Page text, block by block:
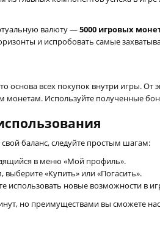
валюту —5000 игровых
и испробовать самые
основа всех покупок внутри игры.
монетам. Используйте полученные
баланс, следуйте простым шагам:
в меню «Мой профиль».
«Купить» или «Погасить».
использовать новые возможности в
но преимуществами вы сможете